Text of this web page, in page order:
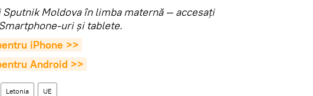
Moldova în limba maternă — accesaţi
uri şi tablete.
iPhone >>
Android >>
Letonia UE